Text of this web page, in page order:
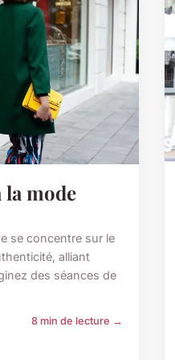
la mode
se concentre sur le
alliant
des séances de
8 min de lecture →